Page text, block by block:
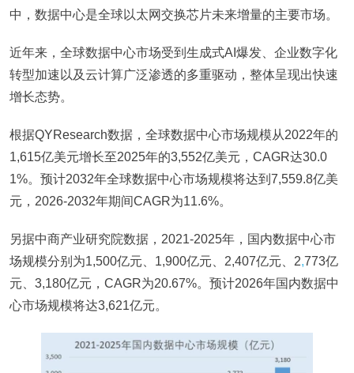
中，数据中心是全球以太网交换芯片未来增量的主要市场。
近年来，全球数据中心市场受到生成式AI爆发、企业数字化
转型加速以及云计算广泛渗透的多重驱动，整体呈现出快速
增长态势。
根据QYResearch数据，全球数据中心市场规模从2022年的
1,615亿美元增长至2025年的3,552亿美元，CAGR达30.0
1%。预计2032年全球数据中心市场规模将达到7,559.8亿美
元，2026-2032年期间CAGR为11.6%。
另据中商产业研究院数据，2021-2025年，国内数据中心市
场规模分别为1,500亿元、1,900亿元、2,407亿元、2,773亿
元、3,180亿元，CAGR为20.67%。预计2026年国内数据中
心市场规模将达3,621亿元。